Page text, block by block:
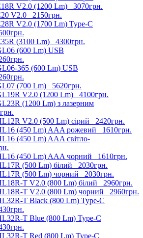
V2.0 (1200 Lm) 3070грн.
V2.0 2150грн.
V2.0 (1700 Lm) Type-C
(3100 Lm) 4300грн.
(600 Lm) USB
365 (600 Lm) USB
(700 Lm) 5620грн.
V2.0 (1200 Lm) 4100грн.
(1200 Lm) з лазерним
V2.0 (500 Lm) сірий 2420грн.
(450 Lm) AAA рожевий 1610грн.
(450 Lm) AAA світло-
(450 Lm) AAA чорний 1610грн.
(500 Lm) білий 2030грн.
(500 Lm) чорний 2030грн.
T V2.0 (800 Lm) білий 2960грн.
T V2.0 (800 Lm) чорний 2960грн.
T Black (800 Lm) Type-C
T Blue (800 Lm) Type-C
T Red (800 Lm) Type-C